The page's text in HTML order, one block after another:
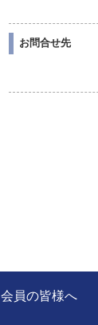
お問合せ先
会員の皆様へ